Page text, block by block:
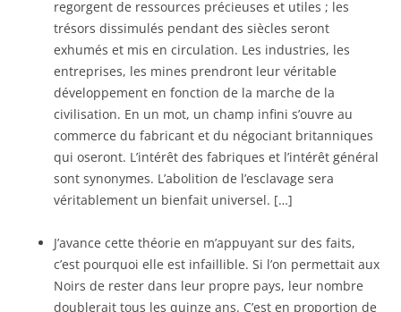
regorgent de ressources précieuses et utiles ; les
trésors dissimulés pendant des siècles seront
exhumés et mis en circulation. Les industries, les
entreprises, les mines prendront leur véritable
développement en fonction de la marche de la
civilisation. En un mot, un champ infini s’ouvre au
commerce du fabricant et du négociant britanniques
qui oseront. L’intérêt des fabriques et l’intérêt général
sont synonymes. L’abolition de l’esclavage sera
véritablement un bienfait universel. […]
J’avance cette théorie en m’appuyant sur des faits,
c’est pourquoi elle est infaillible. Si l’on permettait aux
Noirs de rester dans leur propre pays, leur nombre
doublerait tous les quinze ans. C’est en proportion de